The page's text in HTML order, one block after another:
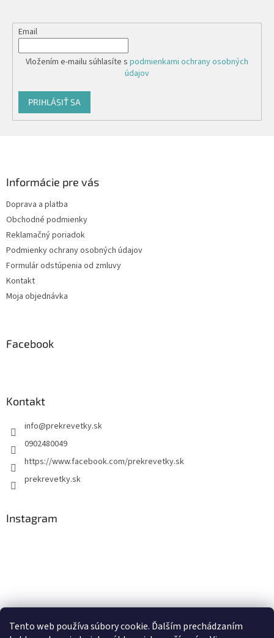
Tento web používa súbory cookie. Ďalším prechádzaním
Email
Vložením e-mailu súhlasíte s podmienkami ochrany osobných
údajov
PRIHLÁSIŤ SA
Informácie pre vás
Doprava a platba
Obchodné podmienky
Reklamačný poriadok
Podmienky ochrany osobných údajov
Formulár odstúpenia od zmluvy
Kontakt
Moja objednávka
Facebook
Kontakt
info@prekrevetky.sk
0902480049
https://www.facebook.com/prekrevetky.sk
prekrevetky.sk
Instagram